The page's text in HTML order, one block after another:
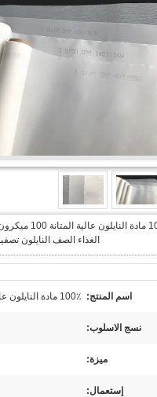
100٪ مادة النايلون عالية المتانة 100
الغذاء الصف النايلون
اسم المنتج: 100٪ مادة النايلون عالية المتانة 100 ميكرون الغذاء الصف النايلون تصفية الدقيق شبكة
نسج الاسلوب:
ميزة:
إستعمال: